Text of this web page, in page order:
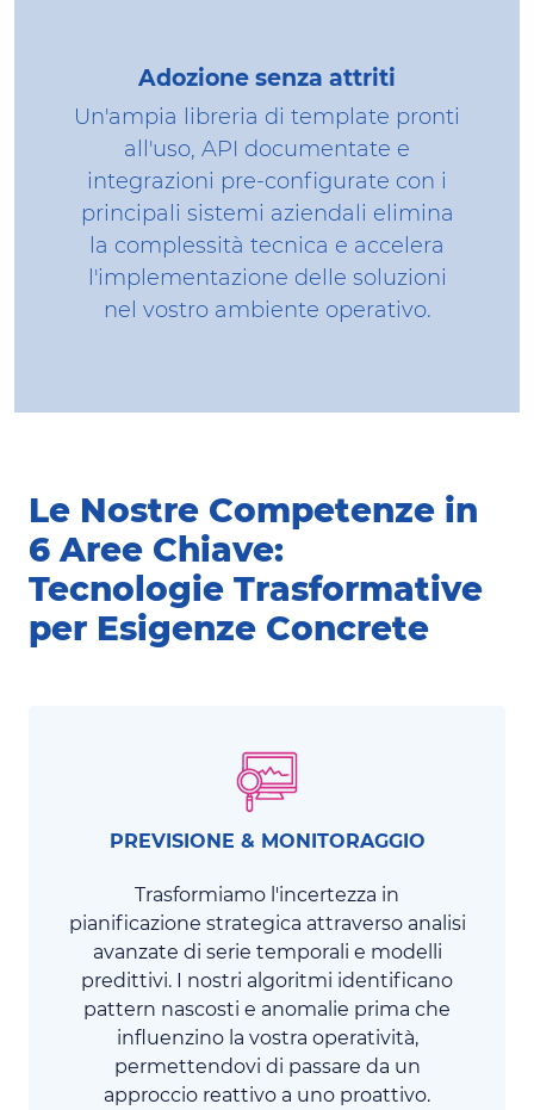
Adozione senza attriti
Un'ampia libreria di template pronti
all'uso, API documentate e
integrazioni pre-configurate con i
principali sistemi aziendali elimina
la complessità tecnica e accelera
l'implementazione delle soluzioni
nel vostro ambiente operativo.
Le Nostre Competenze in
6 Aree Chiave:
Tecnologie Trasformative
per Esigenze Concrete
PREVISIONE & MONITORAGGIO
Trasformiamo l'incertezza in
pianificazione strategica attraverso analisi
avanzate di serie temporali e modelli
predittivi. I nostri algoritmi identificano
pattern nascosti e anomalie prima che
influenzino la vostra operatività,
permettendovi di passare da un
approccio reattivo a uno proattivo.